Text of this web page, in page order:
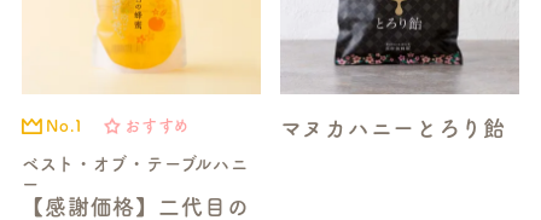
No.1 おすすめ
ベスト・オブ・テーブルハニ
ー
【感謝価格】二代目の
マヌカハニーとろり飴